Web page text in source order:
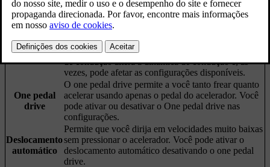
Seu veículo possui vários recursos que afetam a dinâmica de
condução e o desempenho.
Modos de
condução
Seu veículo tem diferentes modos de condução
dentre os quais escolher, que são adequados para
diferentes tipos de condução. A seleção de um modo
de condução altera a dinâmica de condução e, às
vezes, pode afetar as configurações disponíveis.
One pedal
drive
O one pedal drive permite a você tanto frear quanto
acelerar usando apenas o pedal do acelerador. Você
pode ativar ou desativar o One pedal drive nas
configurações.
Deslocamento
automático
Permite que você dirija em velocidades muito baixas
sem pressionar o acelerador. Você pode ativar o
deslocamento automático desativando o one pedal
drive.